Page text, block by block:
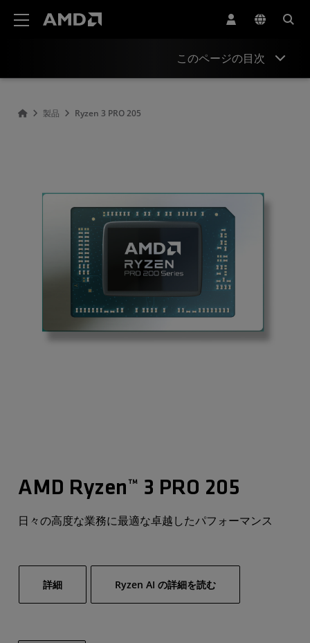
このページの目次
製品 Ryzen 3 PRO 205
AMD Ryzen™ 3 PRO 205
日々の高度な業務に最適な卓越したパフォーマンス
詳細 Ryzen AI の詳細を読む